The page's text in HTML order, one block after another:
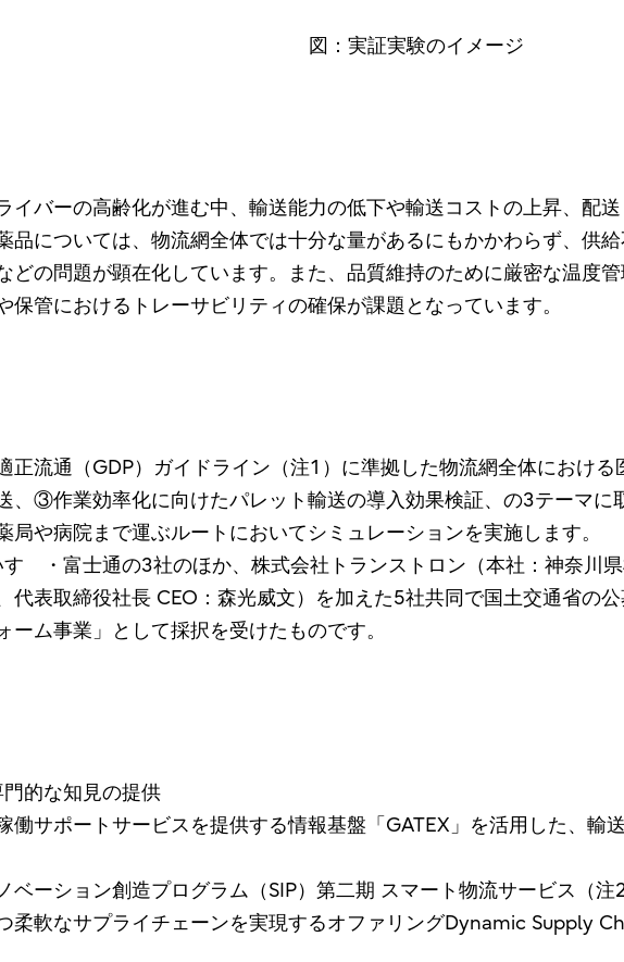
図：実証実験のイメージ
イバーの高齢化が進む中、輸送能力の低下や輸送コストの上昇、配
品については、物流網全体では十分な量があるにもかかわらず、供
どの問題が顕在化しています。また、品質維持のために厳密な温度
管におけるトレーサビリティの確保が課題となっています。
流通（GDP）ガイドライン（注1）に準拠した物流網全体における
③作業効率化に向けたパレット輸送の導入効果検証、の3テーマに
局や病院まで運ぶルートにおいてシミュレーションを実施します。
ゞ・富士通の3社のほか、株式会社トランストロン（本社：神奈川
代表取締役社長 CEO：森光威文）を加えた5社共同で国土交通省の
ーム事業」として採択を受けたものです。
門的な知見の提供
働サポートサービスを提供する情報基盤「GATEX」を活用した、
ベーション創造プログラム（SIP）第二期 スマート物流サービス（
柔軟なサプライチェーンを実現するオファリングDynamic Supply